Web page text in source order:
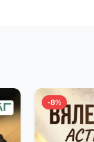
-8%